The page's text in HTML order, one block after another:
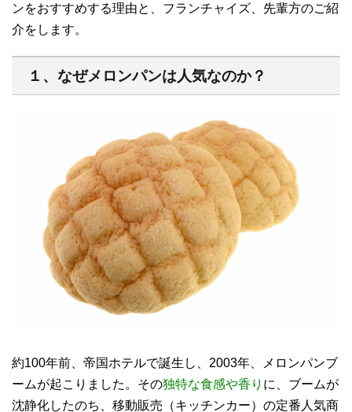
ンをおすすめする理由と、フランチャイズ、先輩方のご紹
介をします。
１、なぜメロンパンは人気なのか？
約100年前、帝国ホテルで誕生し、2003年、メロンパンブ
ームが起こりました。その独特な食感や香り に、ブームが
沈静化したのち、移動販売（キッチンカー）の定番人気商